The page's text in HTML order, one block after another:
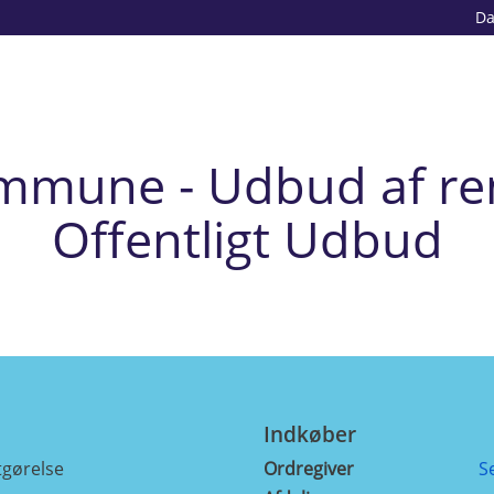
- Udbud af
Offentligt Udbud
Indkøber
Ordregiver